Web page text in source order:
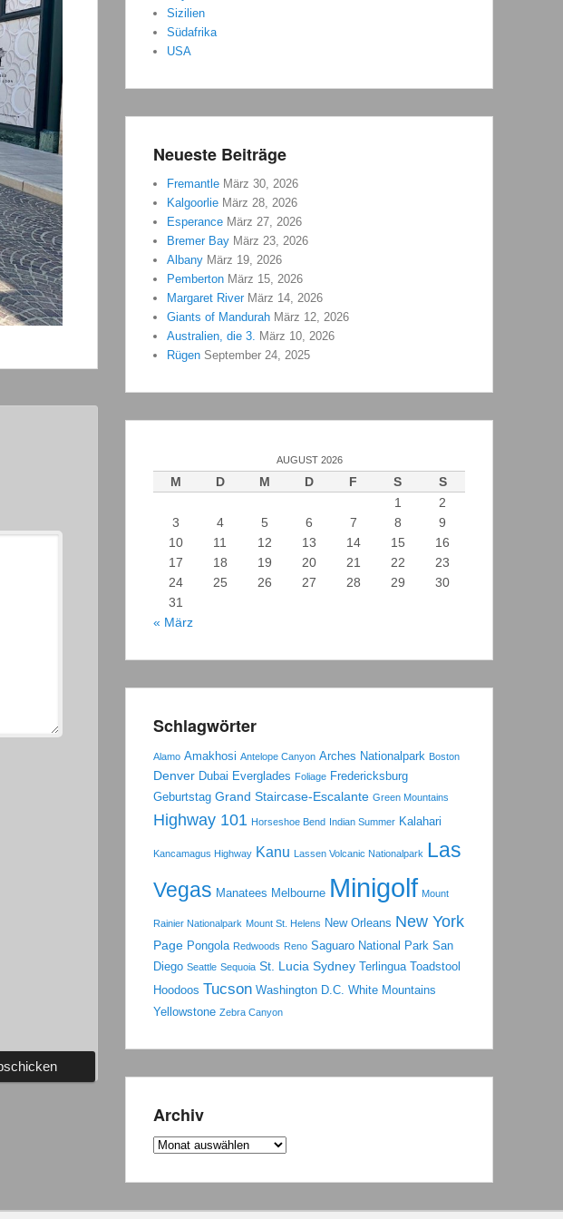
Sizilien
Südafrika
USA
Neueste Beiträge
Fremantle März 30, 2026
Kalgoorlie März 28, 2026
Esperance März 27, 2026
Bremer Bay März 23, 2026
Albany März 19, 2026
Pemberton März 15, 2026
Margaret River März 14, 2026
Giants of Mandurah März 12, 2026
Australien, die 3. März 10, 2026
Rügen September 24, 2025
AUGUST 2026
M D M D F S
S
1
2
3
4 5 6 7 8
9
10
11 12 13 14 15
16
17
18 19 20 21 22
23
24
25 26 27 28 29
30
31
« März
Schlagwörter
Alamo Amakhosi Antelope Canyon Arches Nationalpark Boston
Denver Dubai Everglades Foliage Fredericksburg
Geburtstag Grand Staircase-Escalante Green Mountains
Highway 101 Horseshoe Bend Indian Summer Kalahari
Kancamagus Highway Kanu Lassen Volcanic Nationalpark Las
Vegas Manatees Melbourne Minigolf Mount
Rainier Nationalpark Mount St. Helens New Orleans New York
Page Pongola Redwoods Reno Saguaro National Park San
Diego Seattle Sequoia St. Lucia Sydney Terlingua Toadstool
Hoodoos Tucson Washington D.C. White Mountains
Yellowstone Zebra Canyon
Archiv
Archiv